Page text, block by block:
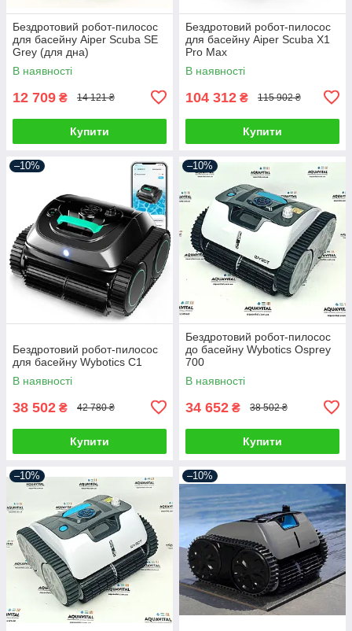
Бездротовий робот-пилосос
для басейну Aiper Scuba SE
Grey (для дна)
В наявності
12 709 ₴ 14 121 ₴
Купити
Бездротовий робот-пилосос
для басейну Aiper Scuba X1
Pro Max
В наявності
104 312 ₴ 115 902 ₴
Купити
–10%
Бездротовий робот-пилосос
для басейну Wybotics C1
В наявності
38 502 ₴ 42 780 ₴
Купити
–10%
Бездротовий робот-пилосос
до басейну Wybotics Osprey
700
В наявності
34 652 ₴ 38 502 ₴
Купити
–10% –10%